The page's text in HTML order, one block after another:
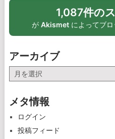
1,087件の
が Akismetによってブロ
アーカイブ
ー
イ
メタ情報
ログイン
投稿フィード